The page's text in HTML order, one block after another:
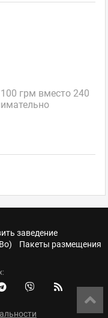
грм вместо 240
заведение
Пакеты размещения